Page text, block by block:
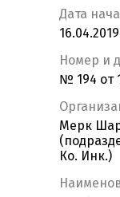
Дата
Номер и
№ 194 от
Мерк
Ко. Инк.)